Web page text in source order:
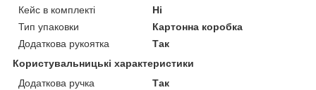
Кейс в комплекті
Ні
Тип упаковки
Картонна коробка
Додаткова рукоятка
Так
Користувальницькі характеристики
Додаткова ручка
Так